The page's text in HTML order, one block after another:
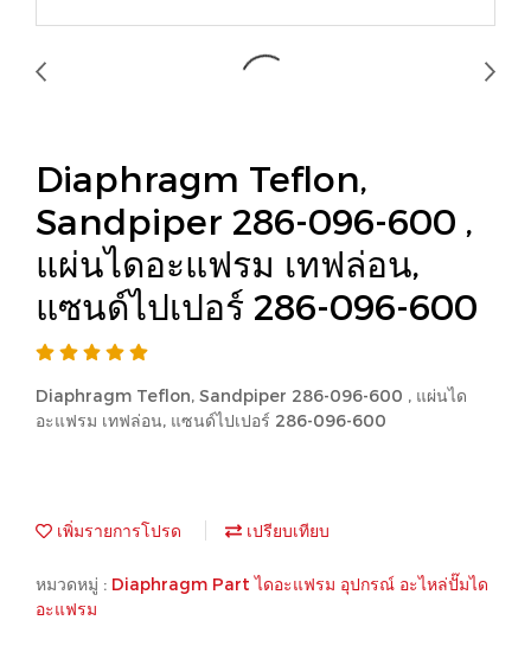
Diaphragm Teflon,
Sandpiper 286-096-600 ,
แผ่นไดอะแฟรม เทฟล่อน,
แซนด์ไปเปอร์ 286-096-600
Diaphragm Teflon, Sandpiper 286-096-600 , แผ่นได
อะแฟรม เทฟล่อน, แซนด์ไปเปอร์ 286-096-600
เพิ่มรายการโปรด เปรียบเทียบ
หมวดหมู่ : Diaphragm Part ไดอะแฟรม อุปกรณ์ อะไหล่ปั๊มได
อะแฟรม